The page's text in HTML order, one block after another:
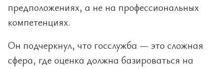
предположениях, а не на профессиональных
компетенциях.
Он подчеркнул, что госслужба — это сложная
сфера, где оценка должна базироваться на